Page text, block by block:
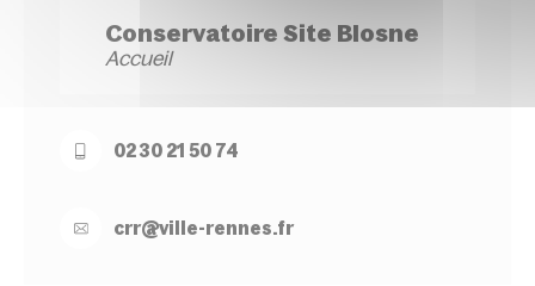
Conservatoire Site Blosne
Accueil
02 30 21 50 74
crr@ville-rennes.fr